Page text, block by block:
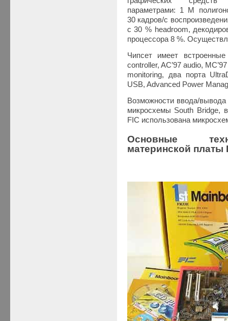
параметрами: 1 M
30 кадров/с
c 30 % headroom,
процессора 8 %.
Чипсет имеет
controller, AC’97 audio,
monitoring, два порта
USB, Advanced Power
Возможности ввода/
микросхемы South Bridge,
FIC использована
Основные
материнской платы